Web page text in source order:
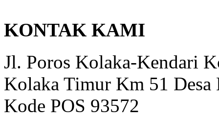
KONTAK KAMI
Jl. Poros Kolaka-Kendari
Kolaka Timur Km 51 Desa
Kode POS 93572